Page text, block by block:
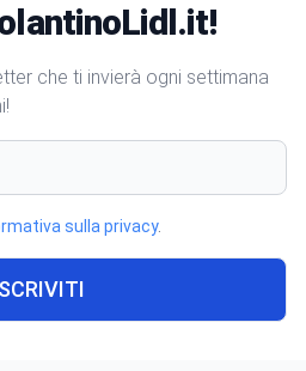
che ti invierà ogni settimana
sulla privacy.